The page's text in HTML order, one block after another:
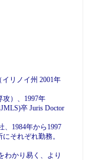
イリノイ州 2001年
攻）、1997年
卒 Juris Doctor
、1984年から1997
それぞれ勤務。
わかり易く、より